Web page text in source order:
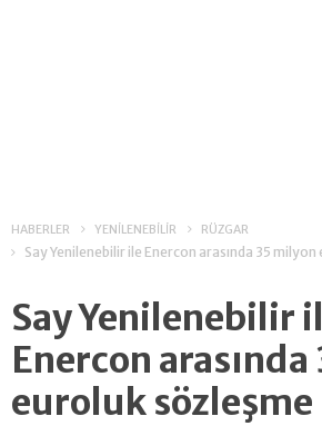
HABERLER YENİLENEBİLİR RÜZGAR
Say Yenilenebilir ile Enercon arasında 35
Say Yenilenebilir
Enercon
euroluk sözleşme